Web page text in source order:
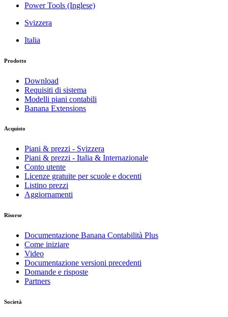
Power Tools (Inglese)
Svizzera
Italia
Prodotto
Download
Requisiti di sistema
Modelli piani contabili
Banana Extensions
Acquisto
Piani & prezzi - Svizzera
Piani & prezzi - Italia & Internazionale
Conto utente
Licenze gratuite per scuole e docenti
Listino prezzi
Aggiornamenti
Risorse
Documentazione Banana Contabilità Plus
Come iniziare
Video
Documentazione versioni precedenti
Domande e risposte
Partners
Società